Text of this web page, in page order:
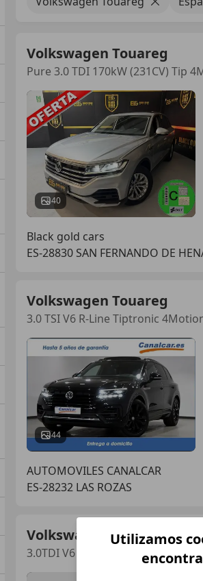
Volkswagen Touareg
Pure 3.0 TDI 170kW (231CV) Tip
40
Black gold cars
ES-28830 SAN FERNANDO DE
Volkswagen Touareg
3.0 TSI V6 R-Line Tiptronic
44
AUTOMOVILES CANALCAR
ES-28232 LAS ROZAS
Volkswagen Touareg
3.0TDI V6 Pure Tiptronic 4Motion
Utilizamos